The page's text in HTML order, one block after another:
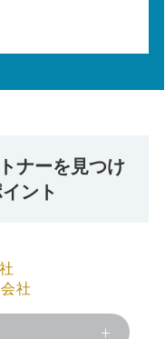
ナーを見つけ
ント
社